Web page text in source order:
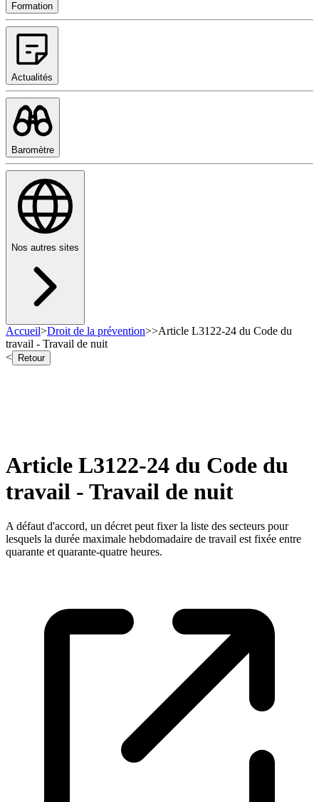
Formation
Actualités
Baromètre
Nos autres sites
Accueil>Droit de la prévention>>Article L3122-24 du Code du
travail - Travail de nuit
<
Retour
Article L3122-24 du Code du
travail - Travail de nuit
A défaut d'accord, un décret peut fixer la liste des secteurs pour
lesquels la durée maximale hebdomadaire de travail est fixée entre
quarante et quarante-quatre heures.